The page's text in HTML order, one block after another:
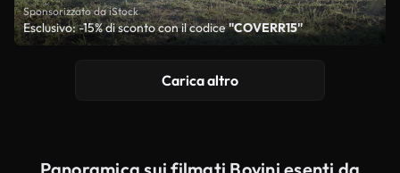
Sponsorizzato da iStock
Esclusivo: -15% di sconto con il codice"COVERR15"
Carica altro